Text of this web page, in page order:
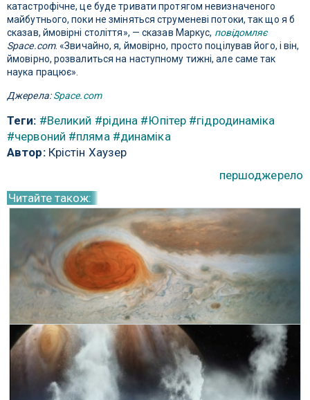
катастрофічне, це буде тривати протягом невизначеного
майбутнього, поки не зміняться струменеві потоки, так що я б
сказав, ймовірні століття», — сказав Маркус, повідомляє
Space.com. «Звичайно, я, ймовірно, просто поцілував його, і він,
ймовірно, розвалиться на наступному тижні, але саме так
наука працює».
Джерела:Space.com
Теги: #Великий #рідина #Юпітер #гідродинаміка
#червоний #пляма #динаміка
Автор:Крістін Хаузер
першоджерело
Читайте також:
Велика червона пляма Юпітера вмирає
30 Травня 2019 р.